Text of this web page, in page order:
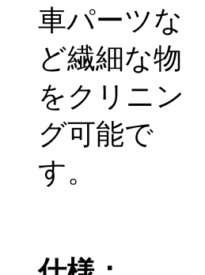
車パーツな
ど繊細な物
をクリニン
グ可能で
す。